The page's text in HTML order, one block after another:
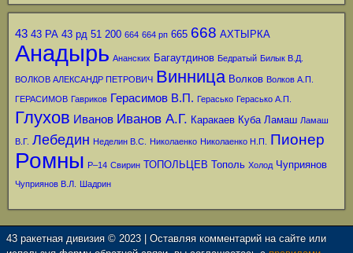
43 43 РА 43 рд 51 200 664 664 рп 665 668 АХТЫРКА
Анадырь Ананских Багаутдинов Бедратый Билык В.Д.
ВОЛКОВ АЛЕКСАНДР ПЕТРОВИЧ Винница Волков Волков А.П.
ГЕРАСИМОВ Гавриков Герасимов В.П. Герасько Герасько А.П.
Глухов Иванов Иванов А.Г. Каракаев Куба Ламаш Ламаш
В.Г. Лебедин Неделин В.С. Николаенко Николаенко Н.П. Пионер
Ромны Р–14 Свирин ТОПОЛЬЦЕВ Тополь Холод Чуприянов
Чуприянов В.Л. Шадрин
43 ракетная дивизия © 2023 | Оставляя комментарий на сайте или